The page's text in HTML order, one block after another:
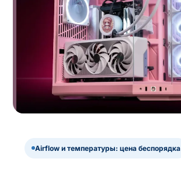
Airflow и температуры: цена беспорядка